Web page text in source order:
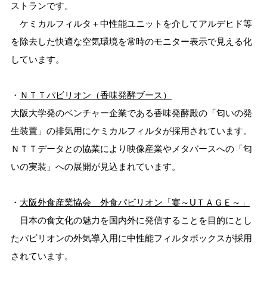
ストランです。
ケミカルフィルタ＋中性能ユニットを介してアルデヒド等
を除去した快適な空気環境を常時のモニター表示で見える化
しています。
・ ＮＴＴパビリオン（香味発酵ブース）
大阪大学発のベンチャー企業である香味発酵殿の「匂いの発
生装置」の排気用にケミカルフィルタが採用されています。
ＮＴＴデータとの協業により映像産業やメタバースへの「匂
いの実装」への展開が見込まれています。
・ 大阪外食産業協会 外食パビリオン「宴～UＴＡＧＥ～」
日本の食文化の魅力を国内外に発信することを目的にとし
たパビリオンの外気導入用に中性能フィルタボックスが採用
されています。